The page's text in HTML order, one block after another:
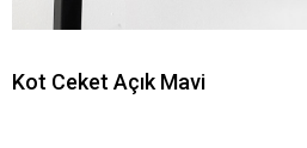
Kot Ceket Açık Mavi